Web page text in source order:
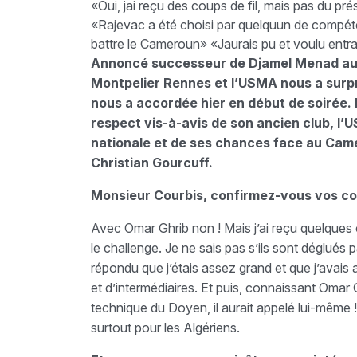
«Oui, jai reçu des coups de fil, mais pas du
«Rajevac a été choisi par quelquun de
battre le Cameroun» «Jaurais pu et voulu
Annoncé successeur de Djamel Menad
Montpelier Rennes et l’USMA nous a
nous a accordée hier en début de
respect vis-à-avis de son ancien club,
nationale et de ses chances face au
Christian Gourcuff.
Monsieur Courbis, confirmez-vous vos
Avec Omar Ghrib non ! Mais j’ai reçu
le challenge. Je ne sais pas s’ils sont
répondu que j’étais assez grand et que
et d’intermédiaires. Et puis, connaissant
technique du Doyen, il aurait appelé lui-
surtout pour les Algériens.